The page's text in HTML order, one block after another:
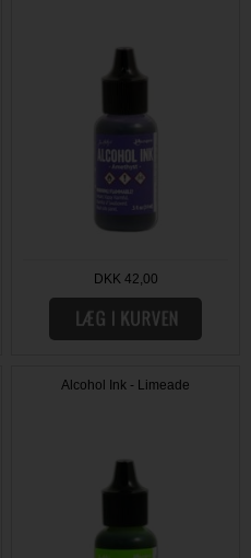
DKK 42,00
Alcohol Ink - Limeade